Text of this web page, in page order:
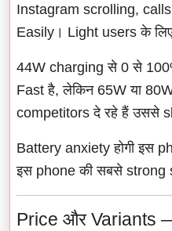
Instagram scrolling,
Easily। Light users के
44W charging से 0 से
Fast है, लेकिन 65W या
competitors दे रहे हैं उससे
Battery anxiety होगी इस
इस phone की सबसे strong
Price और Variants